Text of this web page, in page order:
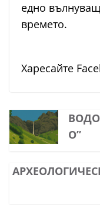
едно
времето.
Харесайте
О”